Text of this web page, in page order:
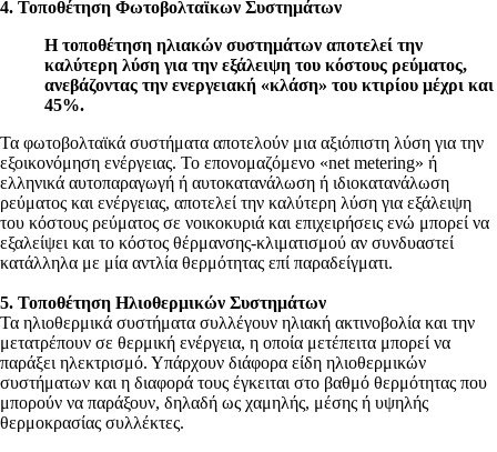
4. Τοποθέτηση Φωτοβολταϊκων Συστημάτων
Η τοποθέτηση ηλιακών συστημάτων αποτελεί την
καλύτερη λύση για την εξάλειψη του κόστους ρεύματος,
ανεβάζοντας την ενεργειακή «κλάση» του κτιρίου μέχρι και
45%.
Τα φωτοβολταϊκά συστήματα αποτελούν μια αξιόπιστη λύση για την
εξοικονόμηση ενέργειας. Το επονομαζόμενο «net metering» ή
ελληνικά αυτοπαραγωγή ή αυτοκατανάλωση ή ιδιοκατανάλωση
ρεύματος και ενέργειας, αποτελεί την καλύτερη λύση για εξάλειψη
του κόστους ρεύματος σε νοικοκυριά και επιχειρήσεις ενώ μπορεί να
εξαλείψει και το κόστος θέρμανσης-κλιματισμού αν συνδυαστεί
κατάλληλα με μία αντλία θερμότητας επί παραδείγματι.
5. Τοποθέτηση Ηλιοθερμικών Συστημάτων
Τα ηλιοθερμικά συστήματα συλλέγουν ηλιακή ακτινοβολία και την
μετατρέπουν σε θερμική ενέργεια, η οποία μετέπειτα μπορεί να
παράξει ηλεκτρισμό. Υπάρχουν διάφορα είδη ηλιοθερμικών
συστήματων και η διαφορά τους έγκειται στο βαθμό θερμότητας που
μπορούν να παράξουν, δηλαδή ως χαμηλής, μέσης ή υψηλής
θερμοκρασίας συλλέκτες.